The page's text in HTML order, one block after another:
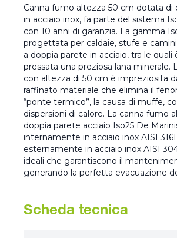
Canna fumo altezza 50 cm dotata di
in acciaio inox, fa parte del sistema
con 10 anni di garanzia. La gamma
progettata per caldaie, stufe e
a doppia parete in acciaio, tra le quali
pressata una preziosa lana minerale.
con altezza di 50 cm è impreziosita
raffinato materiale che elimina il
“ponte termico”, la causa di muffe,
dispersioni di calore. La canna fumo
doppia parete acciaio Iso25 De
internamente in acciaio inox AISI
esternamente in acciaio inox AISI
ideali che garantiscono il
generando la perfetta evacuazione
Scheda tecnica